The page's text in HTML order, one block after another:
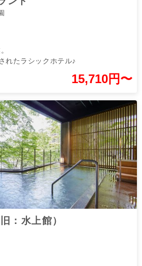
れたラシックホテル♪
15,710円〜
：水上館）